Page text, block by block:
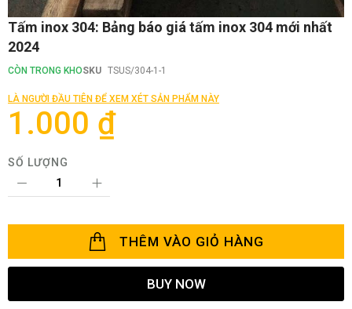
Chuyển
đến
phần
đầu
của
thư
viện
hình
Tấm inox 304: Bảng báo giá tấm inox 304 mới nhất
2024
CÒN TRONG KHOSKU TSUS/304-1-1
LÀ NGƯỜI ĐẦU TIÊN ĐỂ XEM XÉT SẢN PHẨM NÀY
1.000 ₫
SỐ LƯỢNG
THÊM VÀO GIỎ HÀNG
BUY NOW